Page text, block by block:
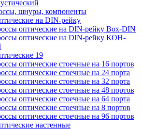
шнуры, компоненты
на DIN-рейку
оптические на DIN-рейку Box-DIN
оптические на DIN-рейку КОН-
19
оптические стоечные на 16 портов
оптические стоечные на 24 порта
оптические стоечные на 32 порта
оптические стоечные на 48 портов
оптические стоечные на 64 порта
оптические стоечные на 8 портов
оптические стоечные на 96 портов
настенные